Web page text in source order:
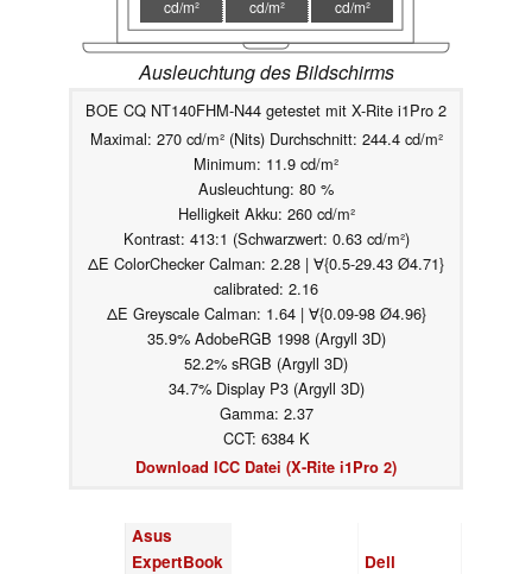
cd/m² cd/m² cd/m²
Ausleuchtung des Bildschirms
BOE CQ NT140FHM-N44 getestet mit X-Rite i1Pro 2
Maximal: 270 cd/m² (Nits) Durchschnitt: 244.4 cd/m²
Minimum: 11.9 cd/m²
Ausleuchtung: 80 %
Helligkeit Akku: 260 cd/m²
Kontrast: 413:1 (Schwarzwert: 0.63 cd/m²)
ΔE ColorChecker Calman: 2.28 | ∀{0.5-29.43 Ø4.71}
calibrated: 2.16
ΔE Greyscale Calman: 1.64 | ∀{0.09-98 Ø4.96}
35.9% AdobeRGB 1998 (Argyll 3D)
52.2% sRGB (Argyll 3D)
34.7% Display P3 (Argyll 3D)
Gamma: 2.37
CCT: 6384 K
Download ICC Datei (X-Rite i1Pro 2)
Asus
ExpertBook
Dell